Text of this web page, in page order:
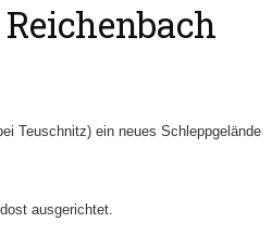
Teuschnitz) ein neues Schleppgelände
ausgerichtet.